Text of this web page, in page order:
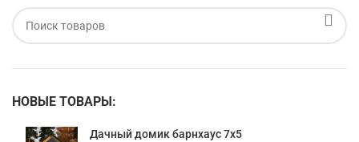
НОВЫЕ ТОВАРЫ:
Дачный домик барнхаус 7х5